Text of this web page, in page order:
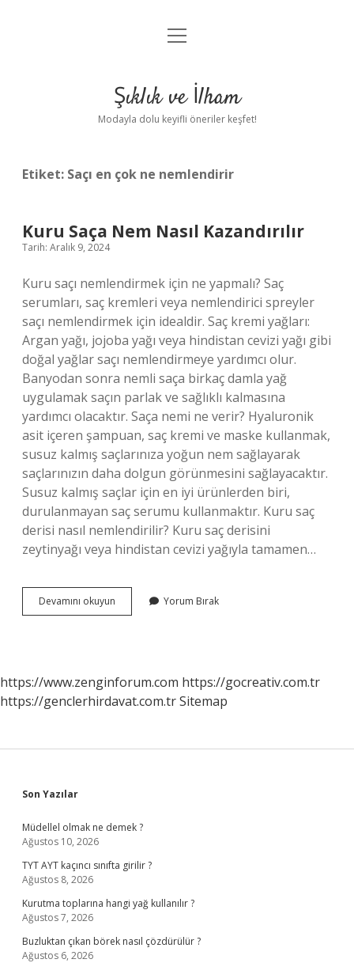
Anasayfa
Yasal Uyarı
menüyü
Şıklık ve İlham
Modayla dolu keyifli öneriler keşfet!
Etiket: Saçı en çok ne nemlendirir
Kuru Saça Nem Nasıl Kazandırılır
Tarih: Aralık 9, 2024
Kuru saçı nemlendirmek için ne yapmalı? Saç
serumları, saç kremleri veya nemlendirici spreyler
saçı nemlendirmek için idealdir. Saç kremi yağları:
Argan yağı, jojoba yağı veya hindistan cevizi yağı gibi
doğal yağlar saçı nemlendirmeye yardımcı olur.
Banyodan sonra nemli saça birkaç damla yağ
uygulamak saçın parlak ve sağlıklı kalmasına
yardımcı olacaktır. Saça nemi ne verir? Hyaluronik
asit içeren şampuan, saç kremi ve maske kullanmak,
susuz kalmış saçlarınıza yoğun nem sağlayarak
saçlarınızın daha dolgun görünmesini sağlayacaktır.
Susuz kalmış saçlar için en iyi ürünlerden biri,
durulanmayan saç serumu kullanmaktır. Kuru saç
derisi nasıl nemlendirilir? Kuru saç derisini
zeytinyağı veya hindistan cevizi yağıyla tamamen…
Devamını okuyun
Saça
Yorum Bırak
https://www.zenginforum.com https://gocreativ.com.tr
https://genclerhirdavat.com.trSitemap
Sidebar
Son Yazılar
Müdellel olmak ne demek ?
Ağustos 10, 2026
TYT AYT kaçıncı sınıfta girilir ?
Ağustos 8, 2026
Kurutma toplarına hangi yağ kullanılır ?
Ağustos 7, 2026
Buzluktan çıkan börek nasıl çözdürülür ?
Ağustos 6, 2026